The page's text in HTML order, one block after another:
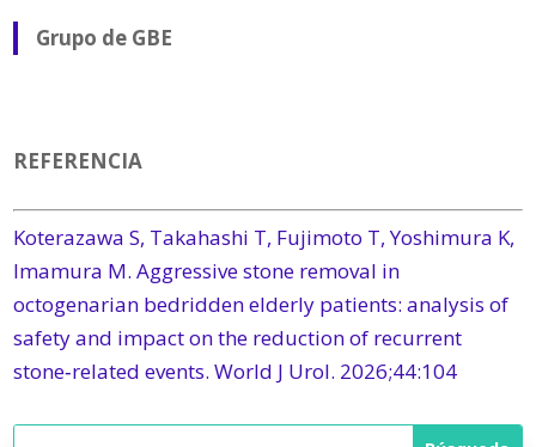
Grupo de GBE
REFERENCIA
Koterazawa S, Takahashi T, Fujimoto T, Yoshimura K,
Imamura M. Aggressive stone removal in
octogenarian bedridden elderly patients: analysis of
safety and impact on the reduction of recurrent
stone‑related events. World J Urol. 2026;44:104